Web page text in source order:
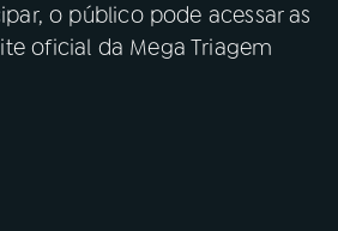
o público pode acessar as
oficial da Mega Triagem